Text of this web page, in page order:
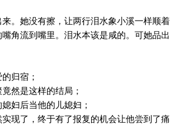
。她没有擦，让两行泪水象小溪一样顺着
角流到嘴里。泪水本该是咸的。可她品出
归宿；
然是这样的结局；
妇后当他的儿媳妇；
现了，终于有了报复的机会让他尝到了痛